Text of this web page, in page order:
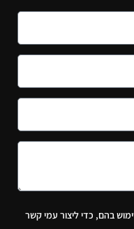
בהם, כדי ליצור עמי קשר